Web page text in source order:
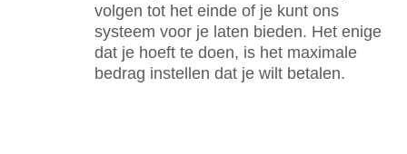
volgen tot het einde of je kunt ons
systeem voor je laten bieden. Het enige
dat je hoeft te doen, is het maximale
bedrag instellen dat je wilt betalen.